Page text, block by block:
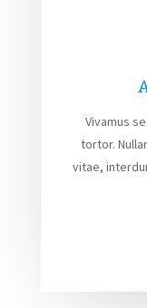
Vivamus
tortor.
vitae,